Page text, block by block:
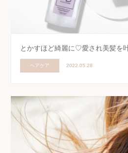
とかすほど綺麗に♡愛され美髪を
ヘアケア 2022.05.28